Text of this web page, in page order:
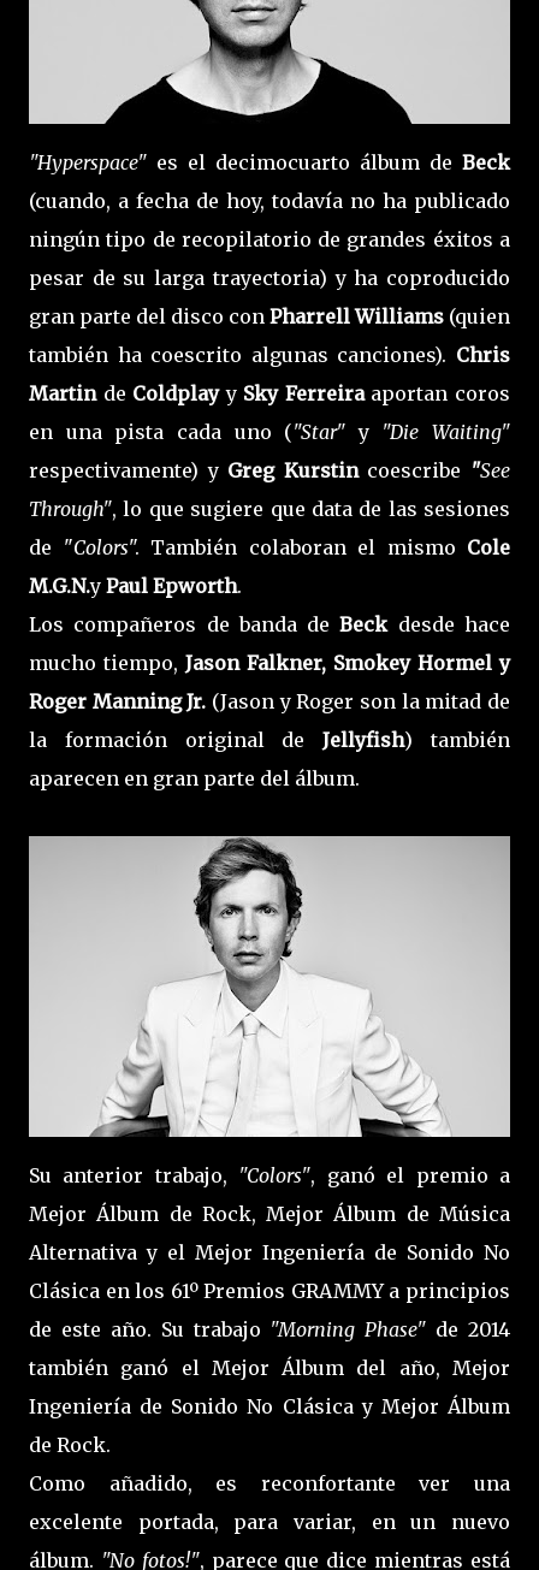
"Hyperspace" es el decimocuarto álbum de Beck
(cuando, a fecha de hoy, todavía no ha publicado
ningún tipo de recopilatorio de grandes éxitos a
pesar de su larga trayectoria) y ha coproducido
gran parte del disco con Pharrell Williams (quien
también ha coescrito algunas canciones). Chris
Martin de Coldplayy Sky Ferreiraaportan coros
en una pista cada uno ("Star" y "Die Waiting"
respectivamente) y Greg Kurstin coescribe "See
Through", lo que sugiere que data de las sesiones
de "Colors". También colaboran el mismo Cole
M.G.N.y Paul Epworth.
Los compañeros de banda deBeck desde hace
mucho tiempo, Jason Falkner, Smokey Hormel y
Roger Manning Jr. (Jason y Roger son la mitad de
la formación original deJellyfish) también
aparecen en gran parte del álbum.
Su anterior trabajo, "Colors", ganó el premio a
Mejor Álbum de Rock, Mejor Álbum de Música
Alternativa y el Mejor Ingeniería de Sonido No
Clásica en los 61º Premios GRAMMY a principios
de este año. Su trabajo "Morning Phase" de 2014
también ganó el Mejor Álbum del año, Mejor
Ingeniería de Sonido No Clásica y Mejor Álbum
de Rock.
Como añadido, es reconfortante ver una
excelente portada, para variar, en un nuevo
álbum. "No fotos!", parece que dice mientras está